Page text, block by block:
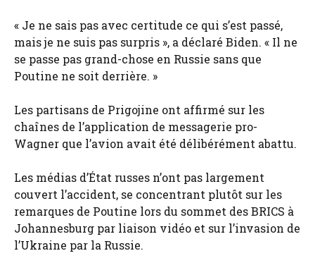
« Je ne sais pas avec certitude ce qui s’est passé,
mais je ne suis pas surpris », a déclaré Biden. « Il ne
se passe pas grand-chose en Russie sans que
Poutine ne soit derrière. »
Les partisans de Prigojine ont affirmé sur les
chaînes de l’application de messagerie pro-
Wagner que l’avion avait été délibérément abattu.
Les médias d’État russes n’ont pas largement
couvert l’accident, se concentrant plutôt sur les
remarques de Poutine lors du sommet des BRICS à
Johannesburg par liaison vidéo et sur l’invasion de
l’Ukraine par la Russie.